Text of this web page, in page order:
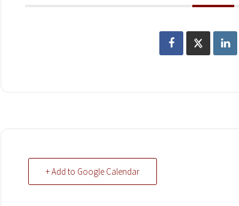
+ Add to Google Calendar